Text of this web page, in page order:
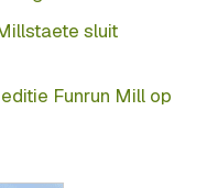
sluit
Funrun Mill op